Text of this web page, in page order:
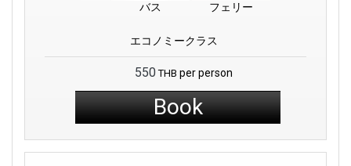
バス フェリー
エコノミークラス
550 THB per person
Book